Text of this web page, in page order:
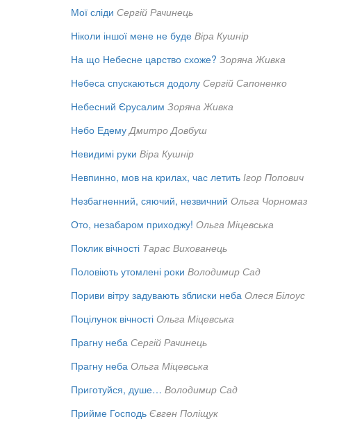
Мої сліди Сергій Рачинець
Ніколи іншої мене не буде Віра Кушнір
На що Небесне царство схоже? Зоряна Живка
Небеса спускаються додолу Сергій Сапоненко
Небесний Єрусалим Зоряна Живка
Небо Едему Дмитро Довбуш
Невидимі руки Віра Кушнір
Невпинно, мов на крилах, час летить Ігор Попович
Незбагненний, сяючий, незвичний Ольга Чорномаз
Ото, незабаром приходжу! Ольга Міцевська
Поклик вічності Тарас Вихованець
Половіють утомлені роки Володимир Сад
Пориви вітру задувають зблиски неба Олеся Білоус
Поцілунок вічності Ольга Міцевська
Прагну неба Сергій Рачинець
Прагну неба Ольга Міцевська
Приготуйся, душе… Володимир Сад
Прийме Господь Євген Поліщук